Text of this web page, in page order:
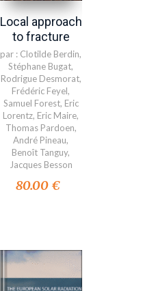
Local approach
to fracture
par : Clotilde Berdin,
Stéphane Bugat,
Rodrigue Desmorat,
Frédéric Feyel,
Samuel Forest, Eric
Lorentz, Eric Maire,
Thomas Pardoen,
André Pineau,
Benoît Tanguy,
Jacques Besson
80.00 €